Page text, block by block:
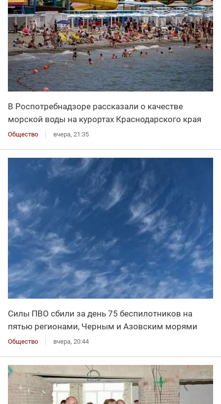
В Роспотребнадзоре рассказали о качестве
морской воды на курортах Краснодарского края
Общество вчера, 21:35
Силы ПВО сбили за день 75 беспилотников на
пятью регионами, Черным и Азовским морями
Общество вчера, 20:44